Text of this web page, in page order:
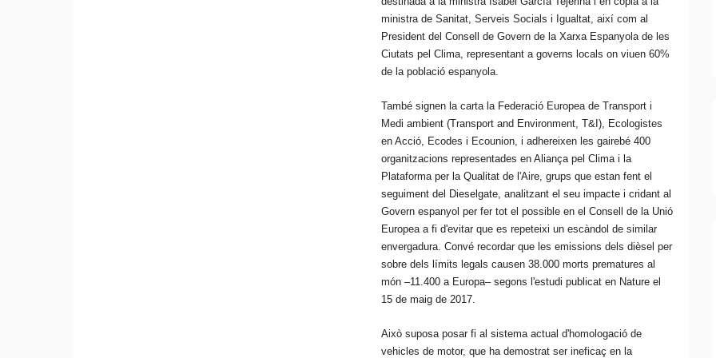
ministra de Sanitat, Serveis Socials i Igualtat, així com al
President del Consell de Govern de la Xarxa Espanyola de les
Ciutats pel Clima, representant a governs locals on viuen 60%
de la població espanyola.
També signen la carta la Federació Europea de Transport i
Medi ambient (Transport and Environment T&I), Ecologistes
en Acció, Ecodes i Ecounion , i adhereixen les gairebé 400
organitzacions representades en Aliança pel Clima i la
Plataforma per la Qualitat de l'Aire, grups que estan fent el
seguiment del Dieselgate , analitzant el seu impacte i cridant al
Govern espanyol per fer tot el possible en el Consell de la Unió
Europea a fi d'evitar que es repeteixi un escàndol de similar
envergadura. Convé recordar que les emissions dels dièsel per
sobre dels límits legals causen 38.000 morts prematures al
món –11.400 a Europa– segons l'estudi publicat en Nature el
15 de maig de 2017.
Això suposa posar fi al sistema actual d'homologació de
vehicles de motor, que ha demostrat ser ineficaç en la